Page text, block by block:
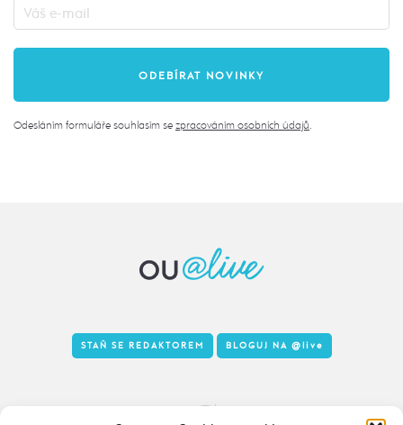
Odesláním formuláře souhlasím se zpracováním osobních údajů.
STAŇ SE REDAKTOREM BLOGUJ NA @live